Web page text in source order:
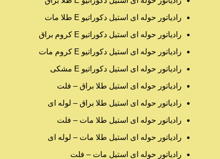
رادیاتور حوله ای استیل دکوراتیو E طلا مات
رادیاتور حوله ای استیل دکوراتیو E کروم براق
رادیاتور حوله ای استیل دکوراتیو E کروم مات
رادیاتور حوله ای استیل دکوراتیو E مشکی
رادیاتور حوله ای استیل طلا براق – فلت
رادیاتور حوله ای استیل طلا براق – لوله ای
رادیاتور حوله ای استیل طلا مات – فلت
رادیاتور حوله ای استیل طلا مات – لوله ای
رادیاتور حوله ای استیل مات – فلت